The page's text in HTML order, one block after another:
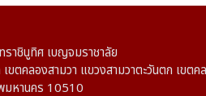
ราชินูทิศ เบญจมราชาลัย
คลองสามวา แขวงสามวาตะวันตก เขตค
มหานคร 10510